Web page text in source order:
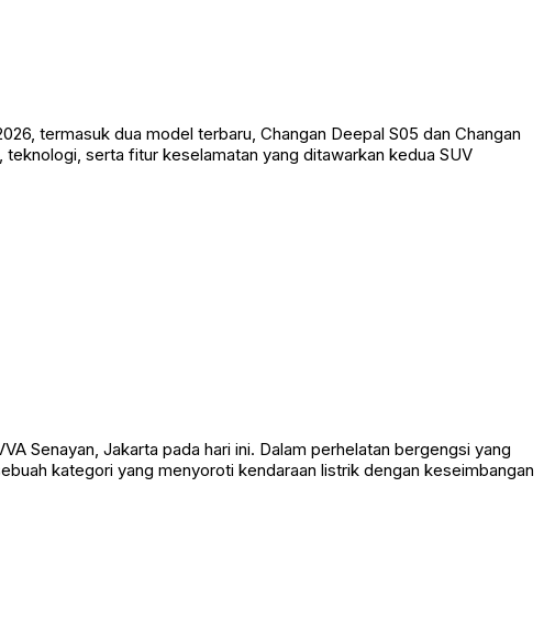
termasuk dua model terbaru, Changan Deepal S05 dan Changan
serta fitur keselamatan yang ditawarkan kedua SUV
Senayan, Jakarta pada hari ini. Dalam perhelatan bergengsi yang
kategori yang menyoroti kendaraan listrik dengan keseimbangan